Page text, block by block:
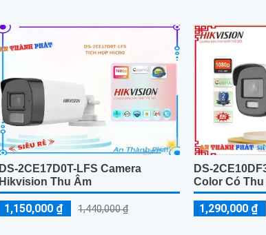
DS-2CE17D0T-LFS Camera
Hikvision Thu Âm
1,150,000 ₫ 1,440,000 ₫
DS-
Color Có Thu
1,290,000 ₫